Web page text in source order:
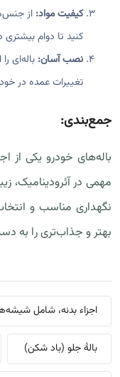
کیفیت مواد: از
کنید تا دوام بیشتری
نصب آسان: باله‌ای
تغییرات عمده در
جمع‌بندی:
باله‌های خودرو یکی از
مهمی در آئرودینامیک،
نگهداری مناسب و
بهتر و جذاب‌تری را به
اجزاء بدنه، شامل
بالهٔ جلو (باد شکن)